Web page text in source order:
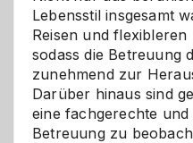
Lebensstil insgesamt
Reisen und flexibleren
sodass die Betreuung
zunehmend zur
Darüber hinaus sind
eine fachgerechte
Betreuung zu